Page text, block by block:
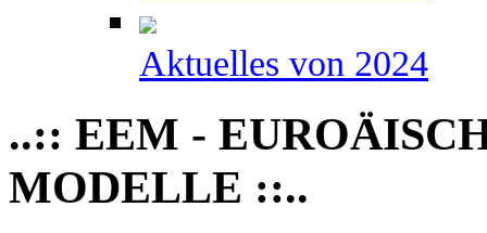
Aktuelles von 2024
..:: EEM -
MODELLE ::..